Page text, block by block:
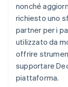
nonché
richiesto uno
partner per i
utilizzato da
offrire
supportare
piattaforma.